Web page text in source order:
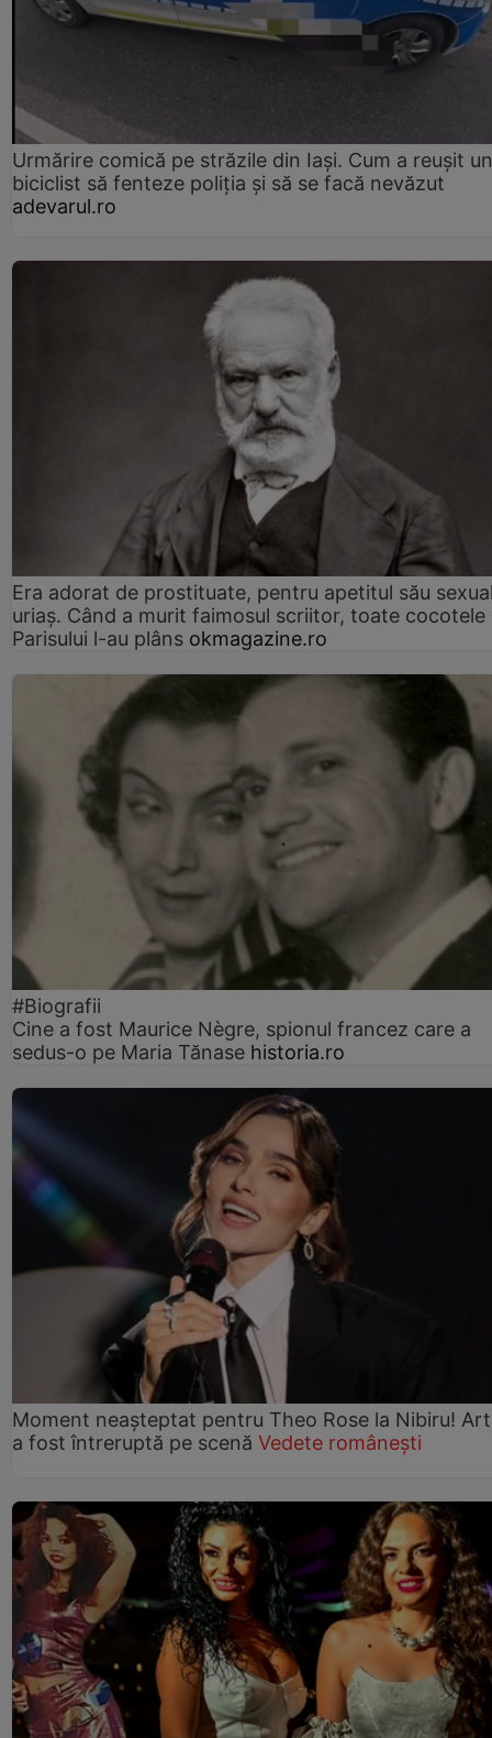
Urmărire comică pe străzile din Iași. Cum a reușit un
biciclist să fenteze poliția și să se facă nevăzut
adevarul.ro
Era adorat de prostituate, pentru apetitul său
uriaș. Când a murit faimosul scriitor, toate cocotele
Parisului l-au plâns okmagazine.ro
#Biografii
Cine a fost Maurice Nègre, spionul francez care a
sedus-o pe Maria Tănase historia.ro
Moment neașteptat pentru Theo Rose la Nibiru!
a fost întreruptă pe scenă Vedete românești